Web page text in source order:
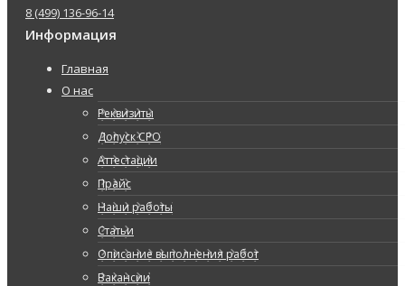
8 (499) 136-96-14
Информация
Главная
О нас
Реквизиты
Допуск СРО
Аттестации
Прайс
Наши работы
Статьи
Описание выполнения работ
Вакансии